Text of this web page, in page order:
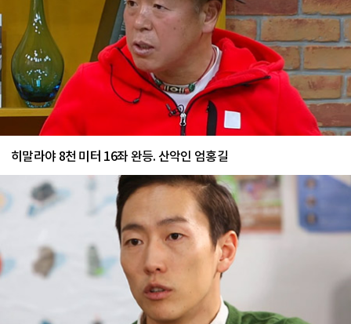
히말라야 8천 미터 16좌 완등. 산악인 엄홍길